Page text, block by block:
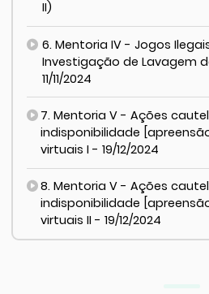
II)
6. Mentoria IV - Jogos
Investigação de Lavagem
11/11/2024
7. Mentoria V - Ações
indisponibilidade
virtuais I - 19/12/2024
8. Mentoria V - Ações
indisponibilidade
virtuais II - 19/12/2024